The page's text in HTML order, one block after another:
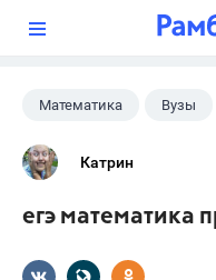
Математика Вузы
Катрин
егэ математика